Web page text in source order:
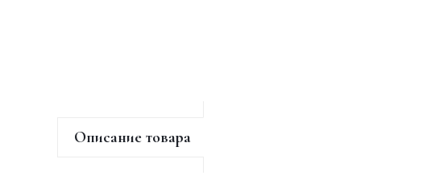
Описание товара